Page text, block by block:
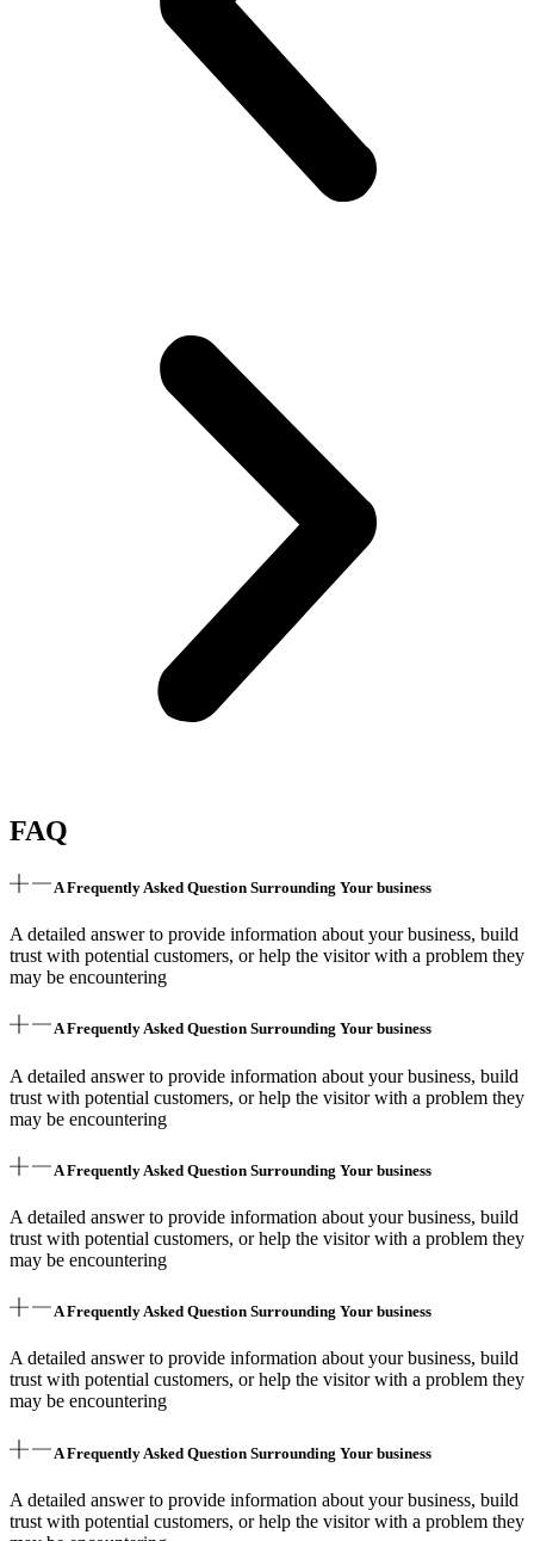
FAQ
A Frequently Asked Question Surrounding Your business
A detailed answer to provide information about your business, build
trust with potential customers, or help the visitor with a problem they
may be encountering
A Frequently Asked Question Surrounding Your business
A detailed answer to provide information about your business, build
trust with potential customers, or help the visitor with a problem they
may be encountering
A Frequently Asked Question Surrounding Your business
A detailed answer to provide information about your business, build
trust with potential customers, or help the visitor with a problem they
may be encountering
A Frequently Asked Question Surrounding Your business
A detailed answer to provide information about your business, build
trust with potential customers, or help the visitor with a problem they
may be encountering
A Frequently Asked Question Surrounding Your business
A detailed answer to provide information about your business, build
trust with potential customers, or help the visitor with a problem they